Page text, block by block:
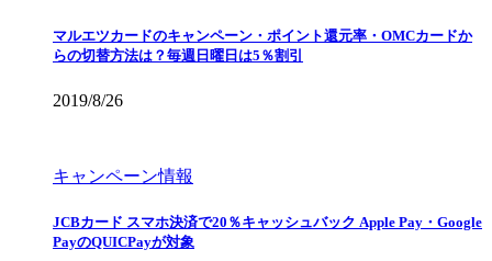
マルエツカードのキャンペーン・ポイント還元率・OMCカードか
らの切替方法は？毎週日曜日は5％割引
2019/8/26
キャンペーン情報
JCBカード スマホ決済で20％キャッシュバック Apple Pay・Google
PayのQUICPayが対象